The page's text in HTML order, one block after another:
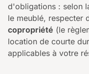
d'obligations : selon
le meublé, respecter
copropriété (le
location de courte
applicables à votre